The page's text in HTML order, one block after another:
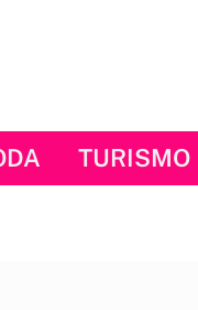
TURISMO